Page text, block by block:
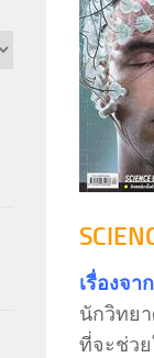
เรื่องจา
นักวิทย
ที่จะช่ว